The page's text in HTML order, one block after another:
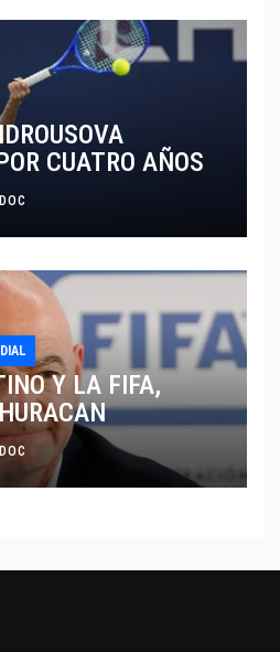
CUATRO AÑOS
DOC
Y LA FIFA,
DOC